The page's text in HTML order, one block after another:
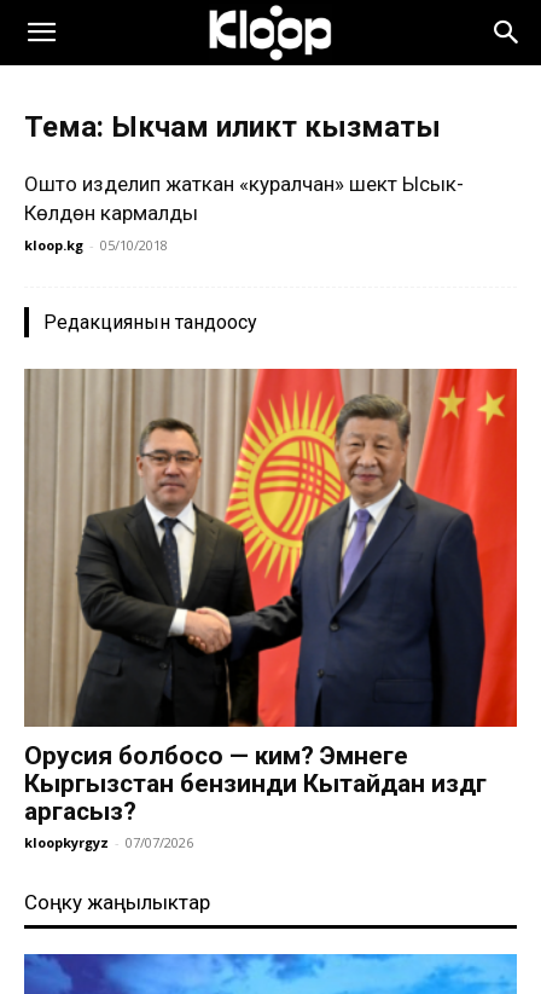
Тема: Ыкчам иликтөө кызматы
Ошто изделип жаткан «куралчан» шектүү Ысык-
Көлдөн кармалды
kloop.kg - 05/10/2018
Редакциянын тандоосу
Орусия болбосо — ким? Эмнеге
Кыргызстан бензинди Кытайдан издөөгө
аргасыз?
kloopkyrgyz - 07/07/2026
Соңку жаңылыктар